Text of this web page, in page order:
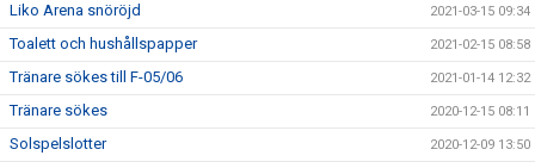
Liko Arena snöröjd 2021-03-15 09:34
Toalett och hushållspapper 2021-02-15 08:58
Tränare sökes till F-05/06 2021-01-14 12:32
Tränare sökes 2020-12-15 08:11
Solspelslotter 2020-12-09 13:50